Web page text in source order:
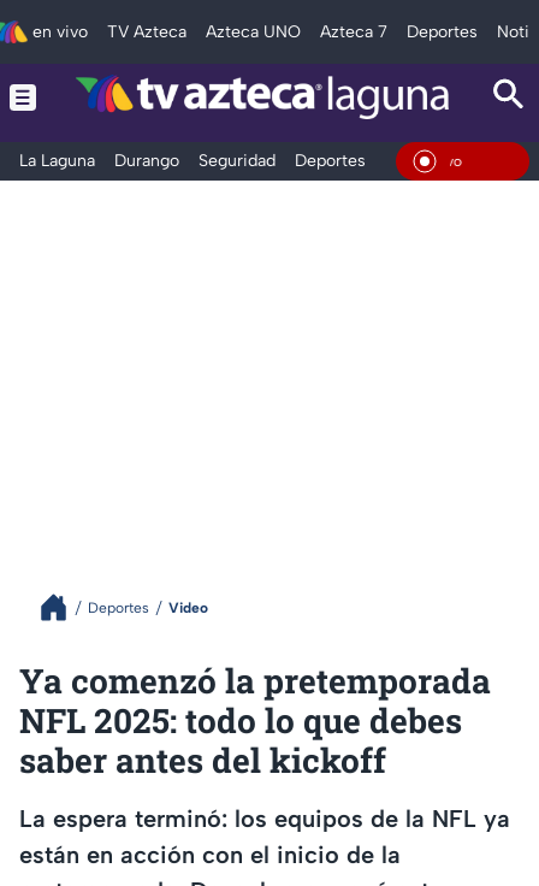
en vivo TV Azteca Azteca UNO Azteca 7 Deportes
La Laguna Durango Seguridad Deportes EntretenimientoEn Vivo
Deportes Video
Ya comenzó la pretemporada
NFL 2025: todo lo que debes
saber antes del kickoff
La espera terminó: los equipos de la NFL ya
están en acción con el inicio de la